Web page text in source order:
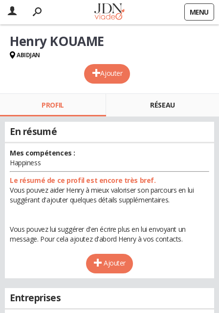
MENU
Ajouter
Henry KOUAME
ABIDJAN
PROFIL RÉSEAU
En résumé
Mes compétences :
Happiness
Le résumé de ce profil est encore très bref.
Vous pouvez aider Henry à mieux valoriser son parcours en lui
suggérant d'ajouter quelques détails supplémentaires.
Vous pouvez lui suggérer d'en écrire plus en lui envoyant un
message. Pour cela ajoutez d'abord Henry à vos contacts.
Ajouter
Entreprises